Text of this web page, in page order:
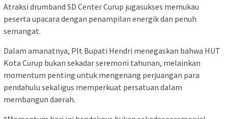
Atraksi drumband SD Center Curup jugasukses memukau
peserta upacara dengan penampilan energik dan penuh
semangat.
Dalam amanatnya, Plt Bupati Hendri menegaskan bahwa HUT
Kota Curup bukan sekadar seremoni tahunan, melainkan
momentum penting untuk mengenang perjuangan para
pendahulu sekaligus memperkuat persatuan dalam
membangun daerah.